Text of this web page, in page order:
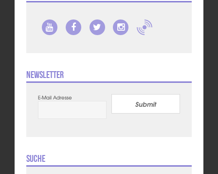
Newsletter
E-Mail Adresse
Submit
Suche